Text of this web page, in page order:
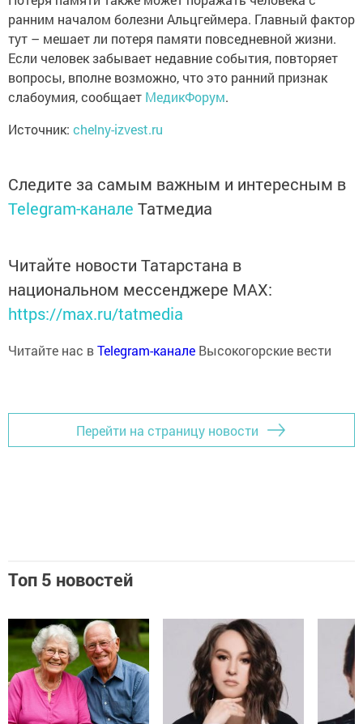
ранним началом болезни Альцгеймера. Главный фактор
тут – мешает ли потеря памяти повседневной жизни.
Если человек забывает недавние события, повторяет
вопросы, вполне возможно, что это ранний признак
слабоумия, сообщает МедикФорум.
Источник: chelny-izvest.ru
Следите за самым важным и интересным в
Telegram-канале Татмедиа
Читайте новости Татарстана в
национальном мессенджере MАХ:
https://max.ru/tatmedia
Читайте нас вTelegram-канале Высокогорские вести
Перейти на страницу новости
Топ 5 новостей